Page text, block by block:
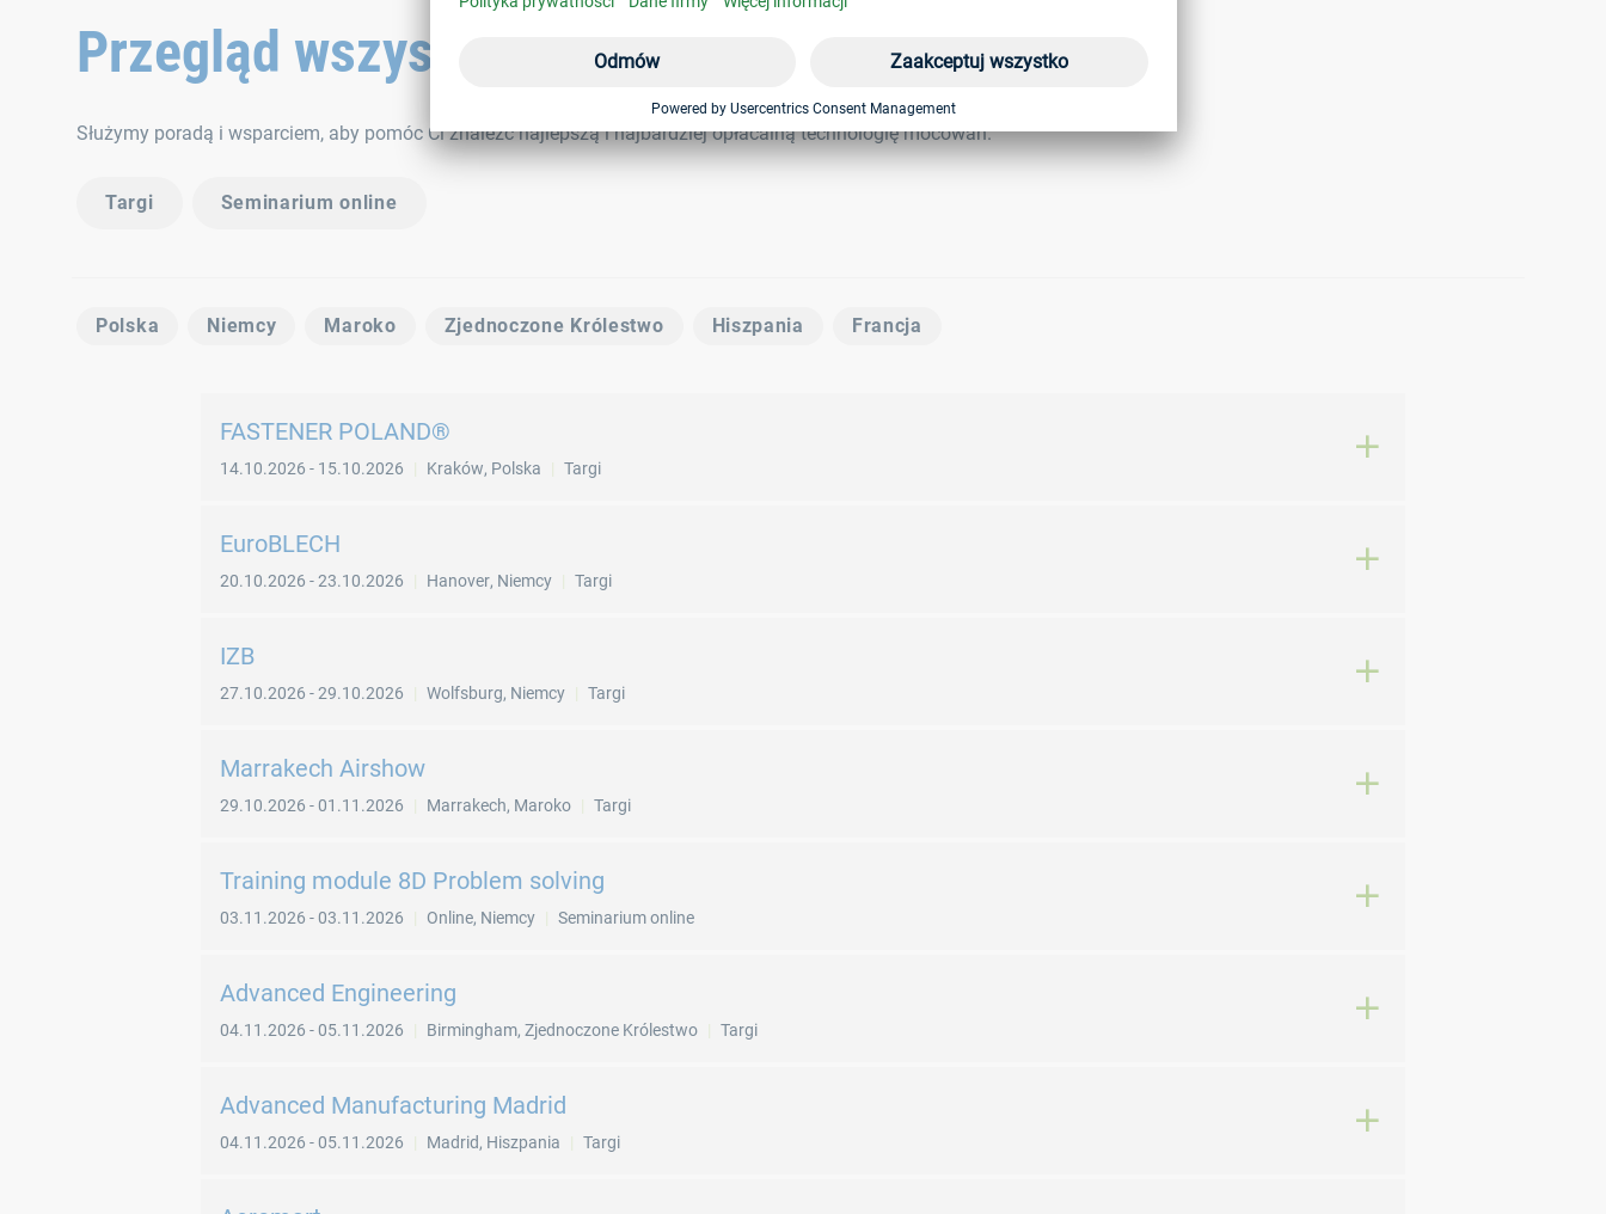
Przegląd wszystkich wydarzeń
Służymy poradą i wsparciem, aby pomóc Ci znaleźć najlepszą i najbardziej opłacalną technologię mocowań.
Targi Seminarium online
Polska Niemcy Maroko Zjednoczone Królestwo Hiszpania Francja
FASTENER POLAND®
14.10.2026 - 15.10.2026 Kraków, Polska Targi
EuroBLECH
20.10.2026 -23.10.2026 Hanover, Niemcy Targi
IZB
27.10.2026 -29.10.2026 Wolfsburg, Niemcy Targi
Marrakech Airshow
29.10.2026 -01.11.2026 Marrakech, Maroko Targi
Training module 8D Problem solving
03.11.2026 -03.11.2026 Online, Niemcy Seminarium online
Advanced Engineering
04.11.2026 -05.11.2026 Birmingham, Zjednoczone Królestwo Targi
Advanced Manufacturing Madrid
04.11.2026 -05.11.2026 Madrid, Hiszpania Targi